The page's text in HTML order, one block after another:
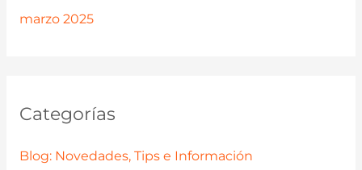
marzo 2025
Categorías
Blog: Novedades, Tips e Información